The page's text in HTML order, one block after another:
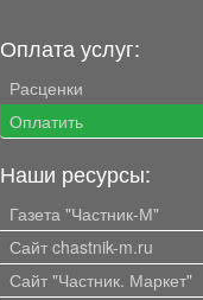
Оплата услуг:
Расценки
Оплатить
Наши ресурсы:
Газета "Частник-М"
Сайт chastnik-m.ru
Сайт "Частник. Маркет"